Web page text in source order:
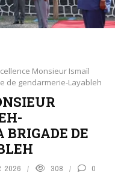
Monsieur Ismaïl
de gendarmerie-Layableh
DE
2026 308 0